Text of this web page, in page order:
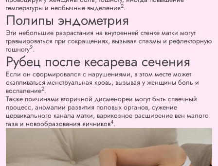
температуры и необычные выделения2.
Полипы эндометрия
Эти небольшие разрастания на внутренней стенке матки могут
травмироваться при сокращениях, вызывая спазмы и рефлекторную
тошноту2.
Рубец после кесарева сечения
Если он сформировался с нарушениями, в этом месте может
скапливаться менструальная кровь, вызывая у женщины боль и
воспаление2.
Также причинами вторичной дисменореи могут быть спаечный
процесс, аномалии развития половых органов, сужение
цервикального канала матки, варикозное расширение вен малого
таза и новообразования яичников4.